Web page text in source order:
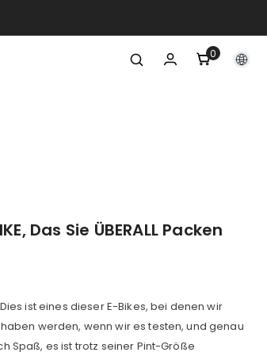
00
Artikel
Das Sie ÜBERALL Packen
ist eines dieser E-Bikes, bei denen wir
werden, wenn wir es testen, und genau
Spaß, es ist trotz seiner Pint-Größe